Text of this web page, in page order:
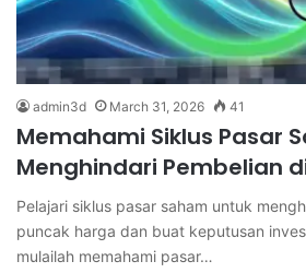
admin3d March 31, 2026 41
Memahami Siklus Pasar
Menghindari Pembelian
Pelajari siklus pasar saham untuk
puncak harga dan buat keputusan
mulailah memahami pasar…